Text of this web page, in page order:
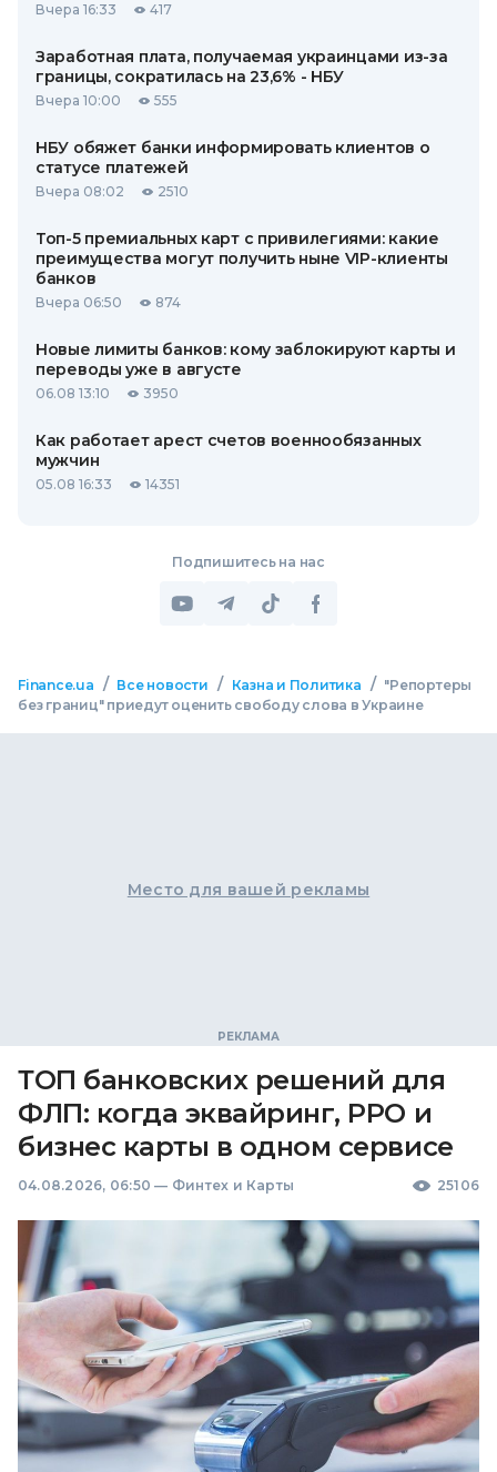
Вчера 16:33 417
Заработная плата, получаемая украинцами из-за
границы, сократилась на 23,6% - НБУ
Вчера 10:00 555
НБУ обяжет банки информировать клиентов о
статусе платежей
Вчера 08:02 2510
Топ-5 премиальных карт с привилегиями: какие
преимущества могут получить ныне VIP-клиенты
банков
Вчера 06:50 874
Новые лимиты банков: кому заблокируют карты и
переводы уже в августе
06.08 13:10 3950
Как работает арест счетов военнообязанных
мужчин
05.08 16:33 14351
Подпишитесь на нас
Finance.ua / Все новости / Казна и Политика / "Репортеры
без границ" приедут оценить свободу слова в Украине
Место для вашей рекламы
ТОП банковских решений для
ФЛП: когда эквайринг, РРО и
бизнес карты в одном сервисе
04.08.2026, 06:50 — Финтех и Карты 25106